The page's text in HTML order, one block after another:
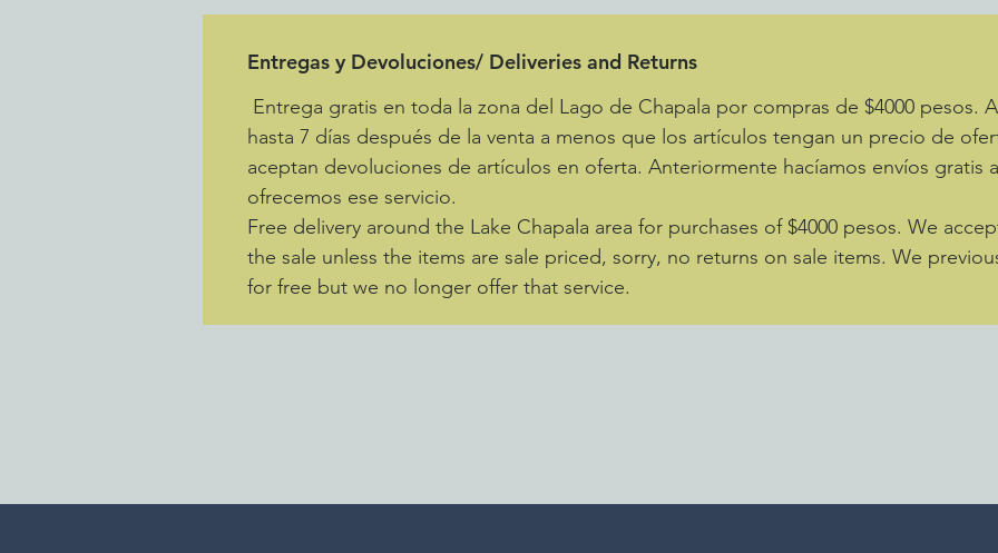
Entregas y Devoluciones/ Deliveries and Returns
Entrega gratis en toda la zona del Lago de Chapala por compras de $4000 pesos.
hasta 7 días después de la venta a menos que los artículos tengan un precio de
aceptan devoluciones de artículos en oferta. Anteriormente hacíamos envíos gratis
ofrecemos ese servicio.
Free delivery around the Lake Chapala area for purchases of $4000 pesos. We
the sale unless the items are sale priced, sorry, no returns on sale items. We
for free but we no longer offer that service.